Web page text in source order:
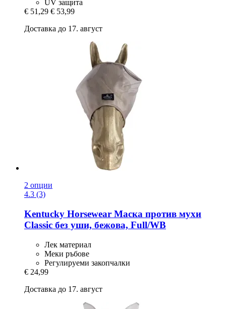
UV защита
€ 51,29 € 53,99
Доставка до 17. август
2 опции
4.3 (3)
Kentucky Horsewear Маска против мухи
Classic без уши, бежова, Full/WB
Лек материал
Меки ръбове
Регулируеми закопчалки
€ 24,99
Доставка до 17. август